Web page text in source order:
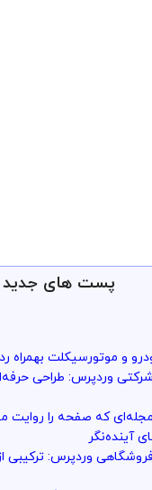
پست های جدید
و موتورسیکلت بهمراه
وردپرس: طراحی
که صفحه را روایت
آینده‌نگر
وردپرس: ترکیبی